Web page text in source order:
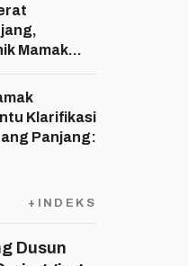
Mamak
Klarifikasi
Panjang:
+INDEKS
Dusun